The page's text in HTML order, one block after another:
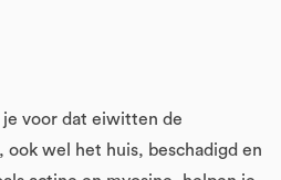
je voor dat eiwitten de
wel het huis, beschadigd en